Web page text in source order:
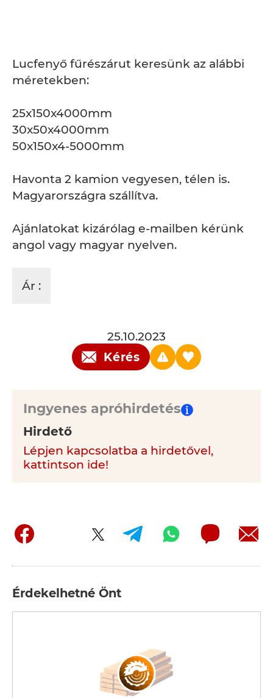
Lucfenyő fűrészárut keresünk az alábbi
méretekben:
25x150x4000mm
30x50x4000mm
50x150x4-5000mm
Havonta 2 kamion vegyesen, télen is.
Magyarországra szállítva.
Ajánlatokat kizárólag e-mailben kérünk
angol vagy magyar nyelven.
Ár :
25.10.2023
Kérés
Ingyenes apróhirdetés
Hirdető
Lépjen kapcsolatba a hirdetővel,
kattintson ide!
Érdekelhetné Önt